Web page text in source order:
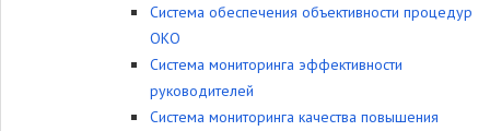
Система обеспечения объективности процедур
ОКО
Система мониторинга эффективности
руководителей
Система мониторинга качества повышения